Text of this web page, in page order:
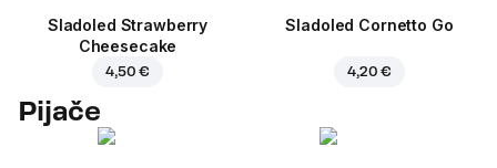
Sladoled Strawberry
Cheesecake
4,50 €
Sladoled Cornetto Go
4,20 €
Pijače